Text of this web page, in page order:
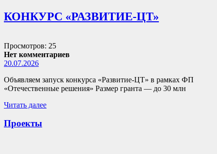
КОНКУРС «РАЗВИТИЕ-ЦТ»
Просмотров: 25
Нет комментариев
20.07.2026
Объявляем запуск конкурса «Развитие-ЦТ» в рамках ФП
«Отечественные решения» Размер гранта — до 30 млн
Читать далее
Проекты